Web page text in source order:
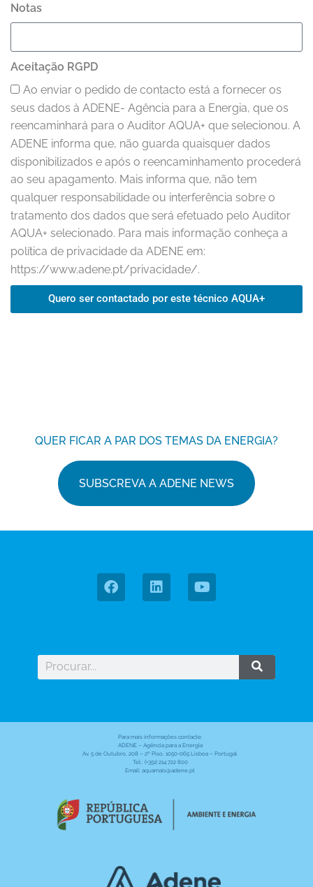
Notas
Aceitação RGPD
Ao enviar o pedido de contacto está a fornecer os
seus dados à ADENE- Agência para a Energia, que os
reencaminhará para o Auditor AQUA+ que selecionou. A
ADENE informa que, não guarda quaisquer dados
disponibilizados e após o reencaminhamento procederá
ao seu apagamento. Mais informa que, não tem
qualquer responsabilidade ou interferência sobre o
tratamento dos dados que será efetuado pelo Auditor
AQUA+ selecionado. Para mais informação conheça a
política de privacidade da ADENE em:
https://www.adene.pt/privacidade/.
Quero ser contactado por este técnico AQUA+
QUER FICAR A PAR DOS TEMAS DA ENERGIA?
SUBSCREVA A ADENE NEWS
Para mais informações contacte:
ADENE – Agência para a Energia
Av. 5 de Outubro, 208 – 2º Piso, 1050-065 Lisboa – Portugal
Tel.: (+351) 214 722 800
Email: aquamais@adene.pt